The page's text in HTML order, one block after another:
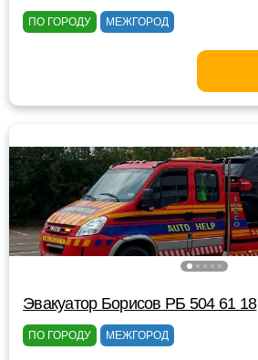
ПО ГОРОДУ МЕЖГОРОД
Эвакуатор Борисов РБ 504 61 18
ПО ГОРОДУ МЕЖГОРОД